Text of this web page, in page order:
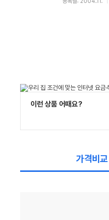
이런 상품 어때요?
가격비교